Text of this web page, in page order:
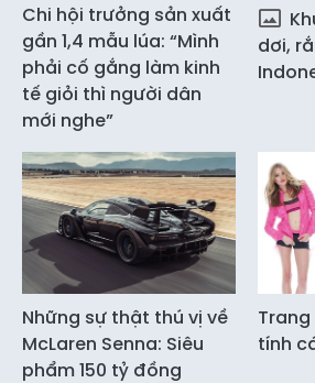
Chi hội trưởng sản xuất
gần 1,4 mẫu lúa: “Mình
phải cố gắng làm kinh
tế giỏi thì người dân
mới nghe”
dơi,
Những sự thật thú vị về
McLaren Senna: Siêu
phẩm 150 tỷ đồng
tính